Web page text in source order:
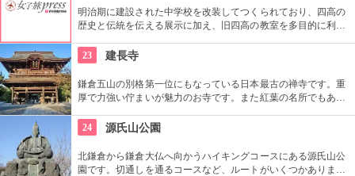
明治期に建設された中学校を改装してつくられており、四高の
歴史と伝統を伝える展示に加え、旧四高の教室を多目的に利用
石川県ゆかりの文学者の資料を展示する「石川近代文学館」に
よって構成されている。
23 建長寺
鎌倉五山の別格第一位にもなっている日本最古の禅寺です。重
厚で力強い佇まいが魅力のお寺です。また紅葉の名所でもあ
めの1つ。静かなお堂で自分の呼吸の音だけに耳を傾け、無心
の境地を目指します。
24 源氏山公園
北鎌倉から鎌倉大仏へ向かうハイキングコースにある源氏山公
園です。切通しを通るコースなど、ルートがいくつかありま